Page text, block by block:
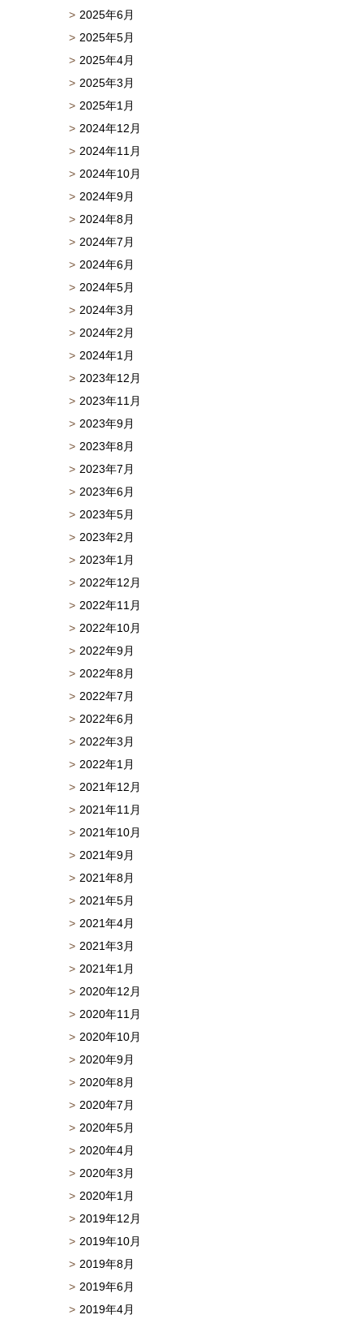
2025年6月
2025年5月
2025年4月
2025年3月
2025年1月
2024年12月
2024年11月
2024年10月
2024年9月
2024年8月
2024年7月
2024年6月
2024年5月
2024年3月
2024年2月
2024年1月
2023年12月
2023年11月
2023年9月
2023年8月
2023年7月
2023年6月
2023年5月
2023年2月
2023年1月
2022年12月
2022年11月
2022年10月
2022年9月
2022年8月
2022年7月
2022年6月
2022年3月
2022年1月
2021年12月
2021年11月
2021年10月
2021年9月
2021年8月
2021年5月
2021年4月
2021年3月
2021年1月
2020年12月
2020年11月
2020年10月
2020年9月
2020年8月
2020年7月
2020年5月
2020年4月
2020年3月
2020年1月
2019年12月
2019年10月
2019年8月
2019年6月
2019年4月